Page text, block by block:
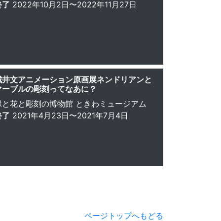
了 2022年10月2日〜2022年11月27日
井文アニメーション原画展ネンドリアンと
ーブルの彫刻ってなあに？
と花と彫刻の博物館 ときわミュージアム
了 2021年4月23日〜2021年7月4日
ページトップへもどる